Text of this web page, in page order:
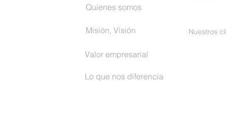
Quienes somos
Misión, Visión
Valor empresarial
Lo que nos diferencia
Nuestros